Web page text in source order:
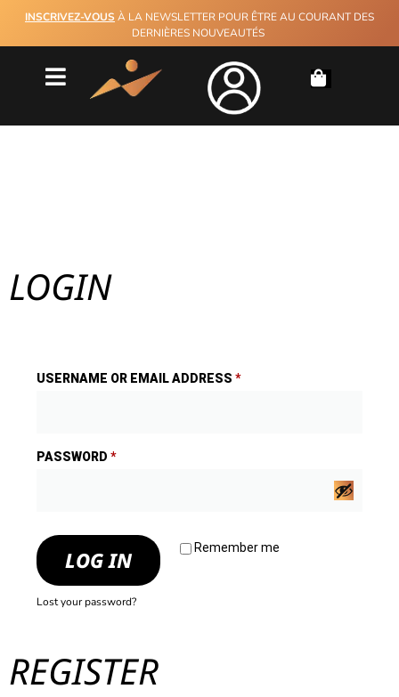
INSCRIVEZ-VOUS À LA NEWSLETTER POUR ÊTRE AU COURANT DES
DERNIÈRES NOUVEAUTÉS
LOGIN
USERNAME OR EMAIL ADDRESS *
PASSWORD *
Remember me
LOG IN
Lost your password?
REGISTER